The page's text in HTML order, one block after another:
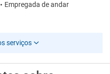
Empregada de andar
serviços